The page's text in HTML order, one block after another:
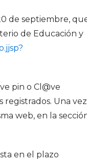
de septiembre,
de Educación y
pin o Cl@ve
Una vez
web, en la
en el plazo